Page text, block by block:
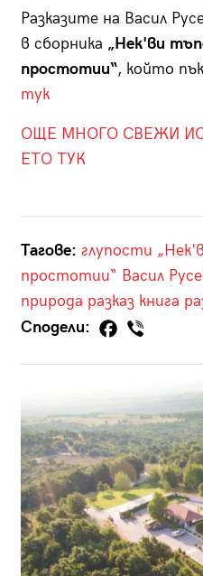
Разказите на Васил
в сборника „Нек'ви
простотии“, който
тук
ОЩЕ МНОГО СВЕЖИ
ЕТО ТУК
Тагове: глупости
простотии“ Васил
природа разказ книга
Сподели: